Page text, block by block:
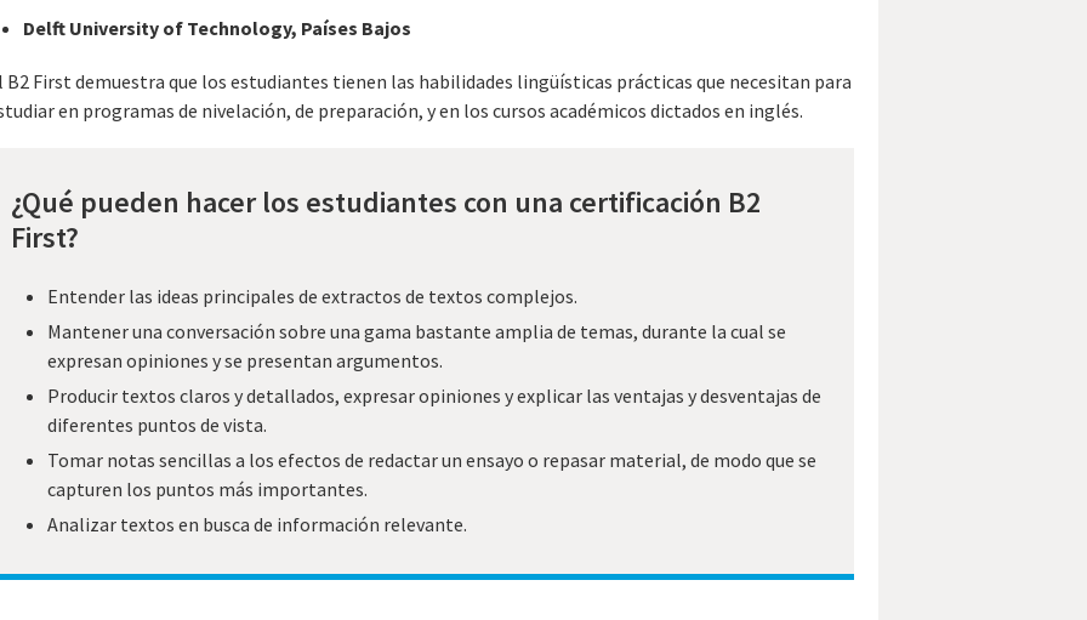
Delft University of Technology, Países Bajos
B2 First demuestra que los estudiantes tienen las habilidades lingüísticas prácticas que necesitan para
en programas de nivelación, de preparación, y en los cursos académicos dictados en inglés.
¿Qué pueden hacer los estudiantes con una certificación B2
First?
Entender las ideas principales de extractos de textos complejos.
Mantener una conversación sobre una gama bastante amplia de temas, durante la cual se
expresan opiniones y se presentan argumentos.
Producir textos claros y detallados, expresar opiniones y explicar las ventajas y desventajas de
diferentes puntos de vista.
Tomar notas sencillas a los efectos de redactar un ensayo o repasar material, de modo que se
capturen los puntos más importantes.
Analizar textos en busca de información relevante.